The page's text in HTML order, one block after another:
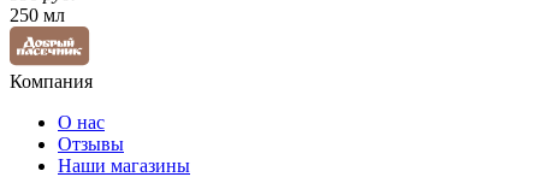
250 мл
Компания
О нас
Отзывы
Наши магазины